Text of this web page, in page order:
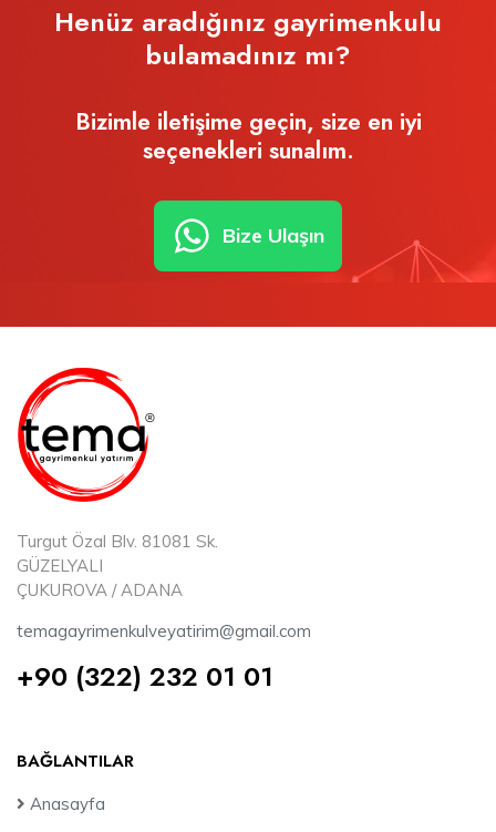
Henüz aradığınız gayrimenkulu
bulamadınız mı?
Bizimle iletişime geçin, size en iyi
seçenekleri sunalım.
Bize Ulaşın
Turgut Özal Blv. 81081 Sk.
GÜZELYALI
ÇUKUROVA / ADANA
temagayrimenkulveyatirim@gmail.com
+90 (322) 232 01 01
BAĞLANTILAR
Anasayfa